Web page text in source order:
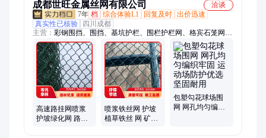
成都世旺金属丝网有限公司
洽谈
7年 档 综合体验L1 回复及时 出价迅速
真实性已核验
四川成都
主营： 彩钢围挡、围挡、基坑护栏、围栏护栏网、格宾石笼网、
边坡防护网、体育场围网、建筑用钢丝网、护栏网、围栏网、勾
花网、钢丝绳网、建筑网片、爬刺网、防眩网、双边丝护栏网、
石笼网、京式护栏、框架护栏、边框护栏、钢格板、钢格栅、镀
锌钢格栅、锌钢护栏、人行道防护栏
高速路挂网喷浆
护坡绿化网 路基
喷浆铁丝网 护坡
植草铁丝 网 矿山
包塑勾花球场围
网 网孔均匀编织